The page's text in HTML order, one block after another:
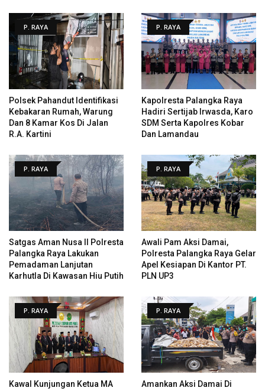
P. RAYA
Polsek Pahandut Identifikasi
Kebakaran Rumah, Warung
Dan 8 Kamar Kos Di Jalan
R.A. Kartini
P. RAYA
Kapolresta Palangka Raya
Hadiri Sertijab Irwasda, Karo
SDM Serta Kapolres Kobar
Dan Lamandau
P. RAYA
Satgas Aman Nusa II Polresta
Palangka Raya Lakukan
Pemadaman Lanjutan
Karhutla Di Kawasan Hiu Putih
P. RAYA
Awali Pam Aksi Damai,
Polresta Palangka Raya Gelar
Apel Kesiapan Di Kantor PT.
PLN UP3
P. RAYA
Kawal Kunjungan Ketua MA
P. RAYA
Amankan Aksi Damai Di